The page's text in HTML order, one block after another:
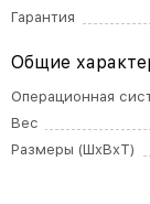
Гарантия
Общие
Операционная
Вес
Размеры (ШxВxТ)